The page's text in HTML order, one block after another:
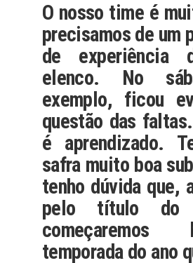
O nosso time é
precisamos de um
de experiência
elenco. No
exemplo, ficou
questão das
é aprendizado.
safra muito boa
tenho dúvida que,
pelo título do
temporada do ano